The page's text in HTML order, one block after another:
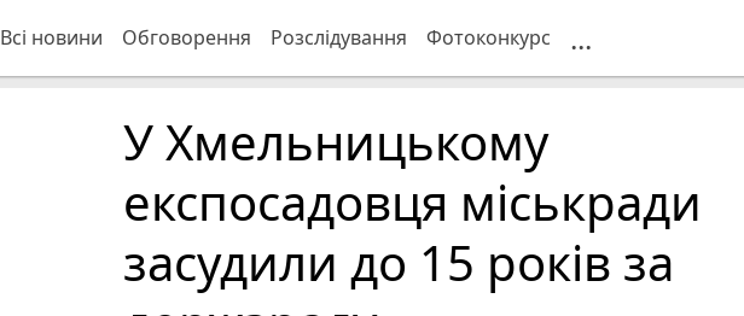
Всі новини Обговорення Розслідування Фотоконкурс ...
У Хмельницькому
експосадовця міськради
засудили до 15 років за